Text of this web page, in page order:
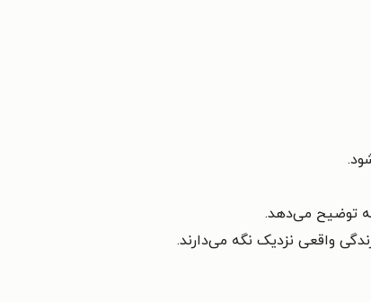
توضیح می‌دهد.
واقعی نزدیک نگه می‌دارند.